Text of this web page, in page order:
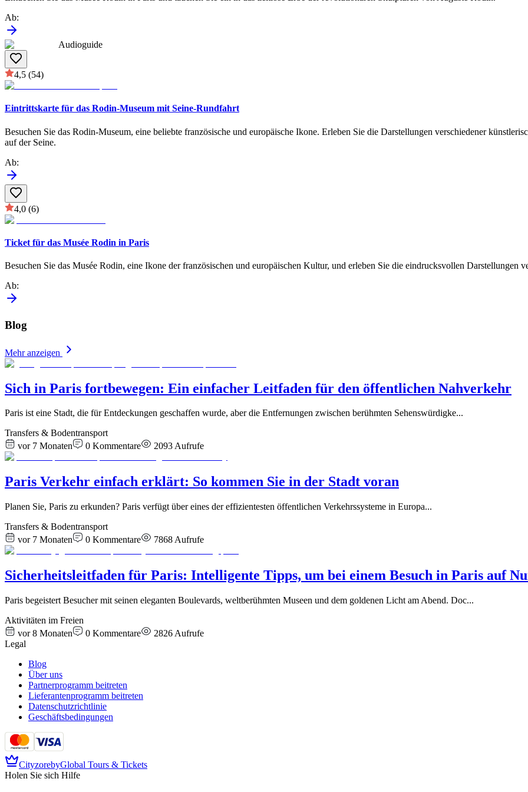
Ab:
Audioguide
4,5 (54)
Eintrittskarte für das Rodin-Museum mit Seine-Rundfahrt
Besuchen Sie das Rodin-Museum, eine beliebte französische und europäische Ikone. Erleben Sie die Darstellungen verschiedener
auf der Seine.
Ab:
4,0 (6)
Ticket für das Musée Rodin in Paris
Besuchen Sie das Musée Rodin, eine Ikone der französischen und europäischen Kultur, und erleben Sie die eindrucksvollen Darstellungen
Ab:
Blog
Mehr anzeigen
Sich in Paris fortbewegen: Ein einfacher Leitfaden für den öffentlichen Nahverkehr
Paris ist eine Stadt, die für Entdeckungen geschaffen wurde, aber die Entfernungen zwischen berühmten Sehenswürdigke...
Transfers & Bodentransport
vor 7 Monaten
0 Kommentare 2093Aufrufe
Paris Verkehr einfach erklärt: So kommen Sie in der Stadt voran
Planen Sie, Paris zu erkunden? Paris verfügt über eines der effizientesten öffentlichen Verkehrssysteme in Europa...
Transfers & Bodentransport
vor 7 Monaten
0 Kommentare 7868 Aufrufe
Sicherheitsleitfaden für Paris: Intelligente Tipps, um bei einem Besuch in Paris auf
Paris begeistert Besucher mit seinen eleganten Boulevards, weltberühmten Museen und dem goldenen Licht am Abend. Doc...
Aktivitäten im Freien
vor 8 Monaten
0 Kommentare 2826 Aufrufe
Legal
Blog
Über uns
Partnerprogramm beitreten
Lieferantenprogramm beitreten
Datenschutzrichtlinie
Geschäftsbedingungen
CityzorebyGlobal Tours & Tickets
Holen Sie sich Hilfe